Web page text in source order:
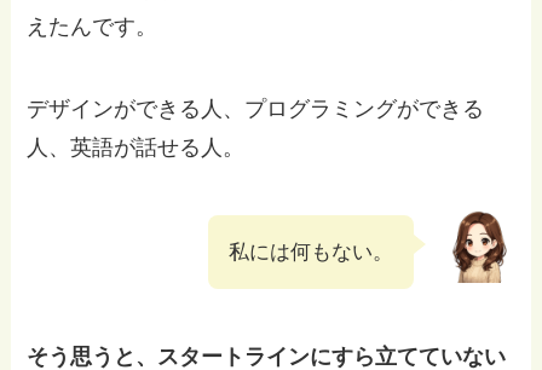
えたんです。
デザインができる人、プログラミングができる
人、英語が話せる人。
私には何もない。
そう思うと、スタートラインにすら立てていない